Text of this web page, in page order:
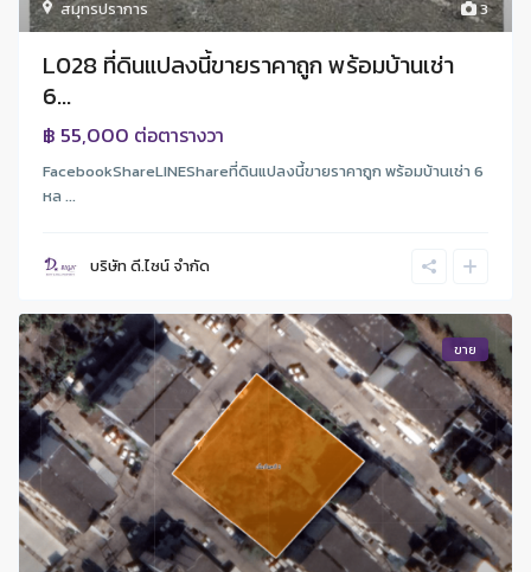
3
สมุทรปราการ
L028 ที่ดินแปลงนี้ขายราคาถูก พร้อมบ้านเช่า
6...
฿ 55,000 ต่อตารางวา
FacebookShareLINEShareที่ดินแปลงนี้ขายราคาถูก พร้อมบ้านเช่า 6
หล ...
บริษัท ดี.ไซน์ จํากัด
ขาย